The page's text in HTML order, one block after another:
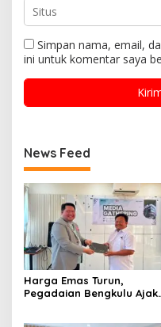
Simpan nama, email,
ini untuk komentar saya
News Feed
Harga Emas Turun,
Pegadaian Bengkulu Ajak